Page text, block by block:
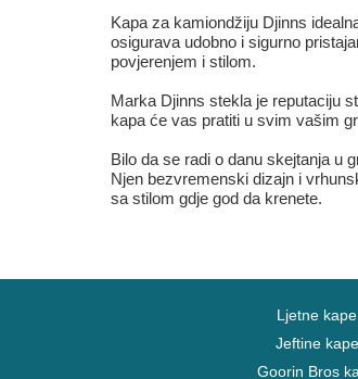
Kapa za kamiondžiju Djinns
osigurava udobno i sigurno
povjerenjem i stilom.
Marka Djinns stekla je reputaciju
kapa će vas pratiti u svim vašim
Bilo da se radi o danu skejtanja u
Njen bezvremenski dizajn i
sa stilom gdje god da krenete.
Ljetne kape
Jeftine kape
Goorin Bros